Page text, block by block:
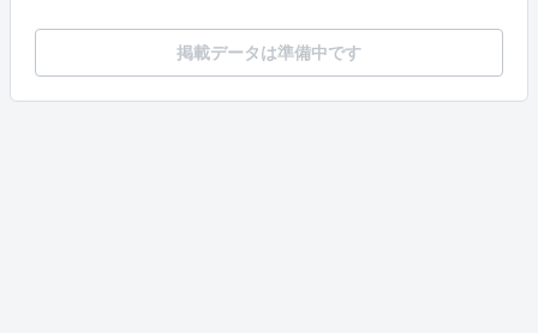
掲載データは準備中です